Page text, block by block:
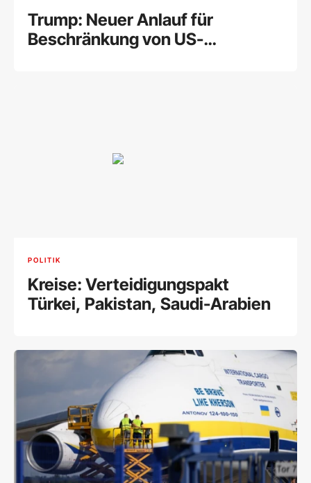
Trump: Neuer Anlauf für
Beschränkung von US-
POLITIK
Kreise: Verteidigungspakt
Türkei, Pakistan, Saudi-Arabien